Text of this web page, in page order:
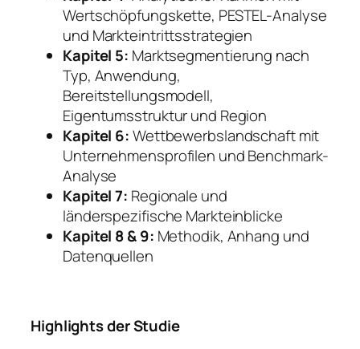
Wertschöpfungskette, PESTEL-Analyse
und Markteintrittsstrategien
Kapitel 5: Marktsegmentierung nach
Typ, Anwendung,
Bereitstellungsmodell,
Eigentumsstruktur und Region
Kapitel 6:Wettbewerbslandschaft mit
Unternehmensprofilen und Benchmark-
Analyse
Kapitel 7: Regionale und
länderspezifische Markteinblicke
Kapitel 8 & 9: Methodik, Anhang und
Datenquellen
Highlights der Studie